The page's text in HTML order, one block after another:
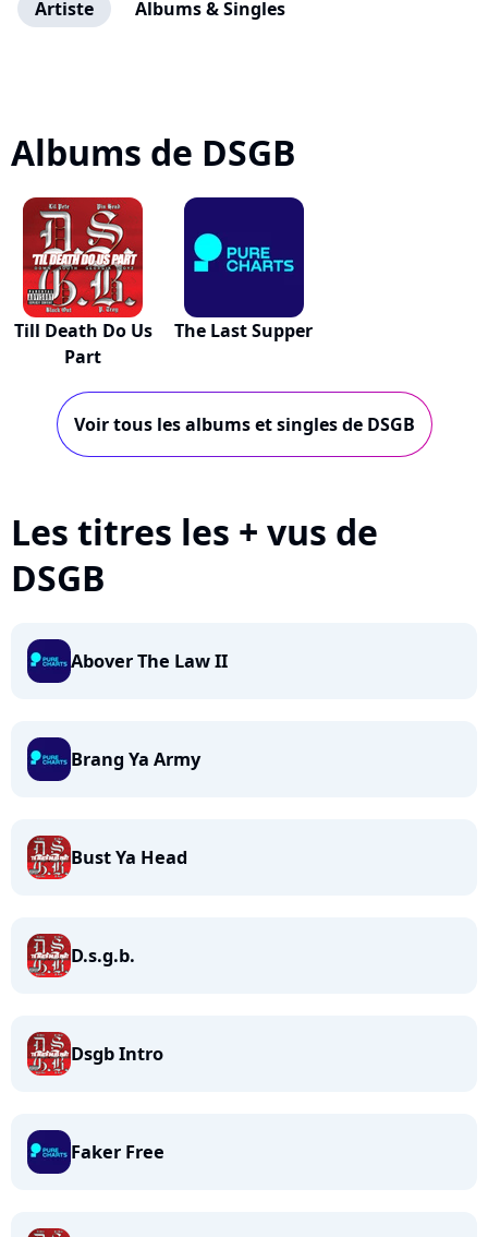
Artiste Albums & Singles
Albums de DSGB
Till Death Do Us
Part
The Last Supper
Voir tous les albums et singles de DSGB
Les titres les + vus de
DSGB
Abover The Law II
Brang Ya Army
Bust Ya Head
D.s.g.b.
Dsgb Intro
Faker Free